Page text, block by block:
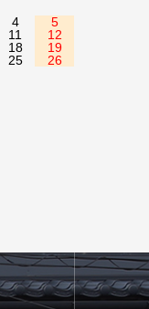
4
5
11
12
18
19
25
26